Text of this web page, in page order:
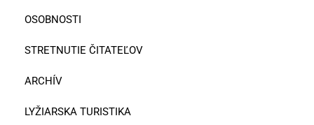
OSOBNOSTI
STRETNUTIE ČITATEĽOV
ARCHÍV
LYŽIARSKA TURISTIKA